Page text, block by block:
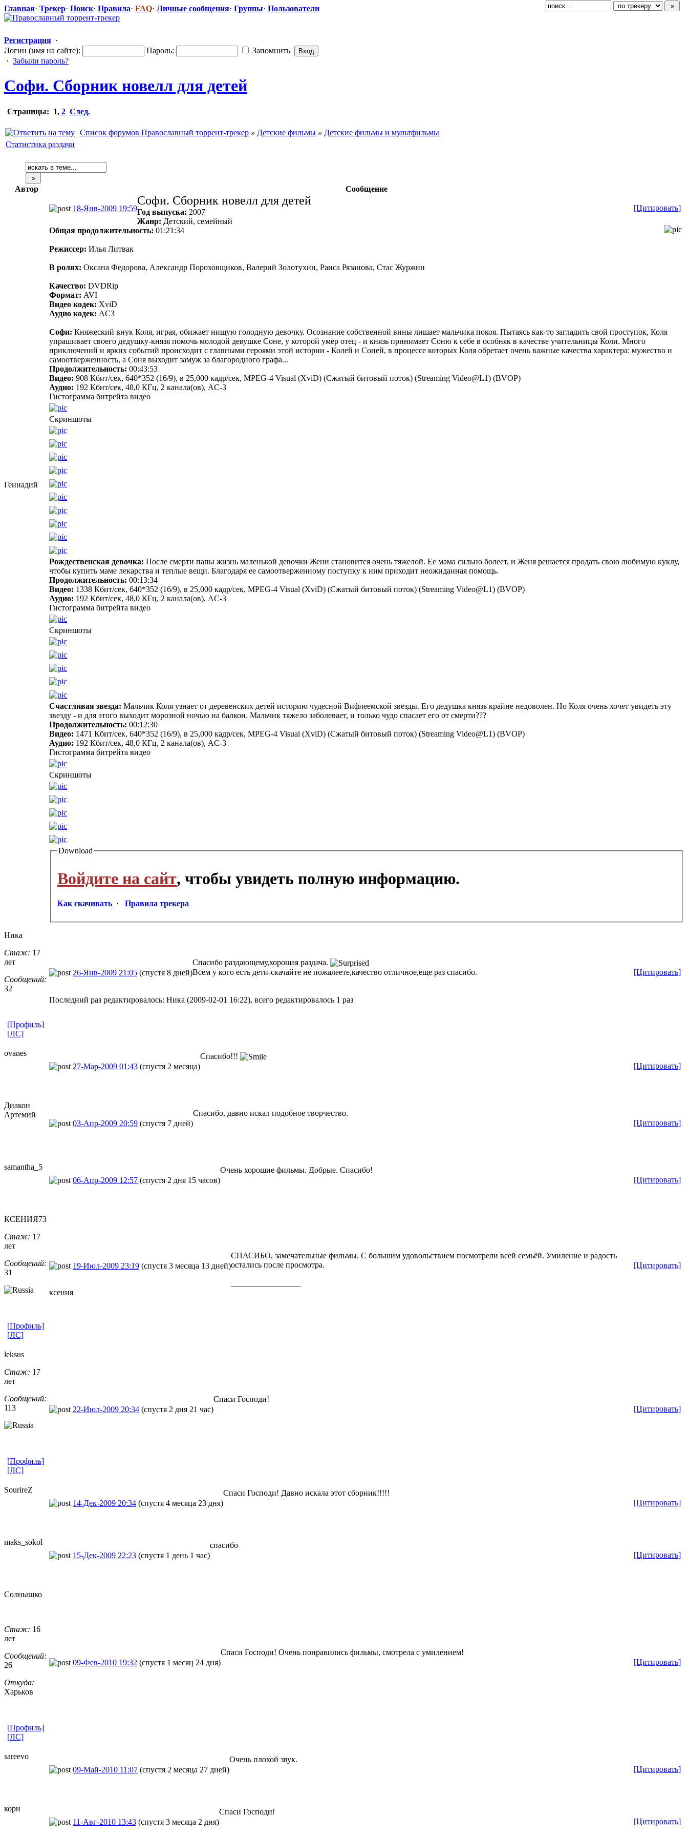
Главная· Трекер· Поиск· Правила· FAQ· Личные сообщения· Группы· Пользователи
Регистрация ·
Логин (имя на сайте):
Пароль:
Запомнить
· Забыли пароль?
Софи. Сборник новелл для детей
Страницы: 1, 2 След.
Список форумов Православный торрент-трекер » Детские фильмы » Детские фильмы и мультфильмы
Статистика раздачи
Автор Сообщение
Геннадий
18-Янв-2009 19:59 [Цитировать]
Софи. Сборник новелл для детей
Год выпуска: 2007
Жанр: Детский, семейный
Общая продолжительность: 01:21:34
Режиссер: Илья Литвак
В ролях: Оксана Федорова, Александр Пороховщиков, Валерий Золотухин, Раиса Рязанова, Стас Журжин
Качество: DVDRip
Формат: AVI
Видео кодек: XviD
Аудио кодек: AC3
Софи: Княжеский внук Коля, играя, обижает нищую голодную девочку. Осознание собственной вины лишает мальчика покоя. Пытаясь как-то загладить свой проступок, Коля
упрашивает своего дедушку-князя помочь молодой девушке Соне, у которой умер отец - и князь принимает Соню к себе в особняк в качестве учительницы Коли. Много
приключений и ярких событий происходит с главными героями этой истории - Колей и Соней, в процессе которых Коля обретает очень важные качества характера: мужество и
самоотверженность, а Соня выходит замуж за благородного графа...
Продолжительность: 00:43:53
Видео: 908 Кбит/сек, 640*352 (16/9), в 25,000 кадр/сек, MPEG-4 Visual (XviD) (Сжатый битовый поток) (Streaming Video@L1) (BVOP)
Аудио: 192 Кбит/сек, 48,0 КГц, 2 канала(ов), AC-3
Гистограмма битрейта видео
Скриншоты
Рождественская девочка: После смерти папы жизнь маленькой девочки Жени становится очень тяжелой. Ее мама сильно болеет, и Женя решается продать свою любимую куклу,
чтобы купить маме лекарства и теплые вещи. Благодаря ее самоотверженному поступку к ним приходит неожиданная помощь.
Продолжительность: 00:13:34
Видео: 1338 Кбит/сек, 640*352 (16/9), в 25,000 кадр/сек, MPEG-4 Visual (XviD) (Сжатый битовый поток) (Streaming Video@L1) (BVOP)
Аудио: 192 Кбит/сек, 48,0 КГц, 2 канала(ов), AC-3
Гистограмма битрейта видео
Скриншоты
Счастливая звезда: Мальчик Коля узнает от деревенских детей историю чудесной Вифлеемской звезды. Его дедушка князь крайне недоволен. Но Коля очень хочет увидеть эту
звезду - и для этого выходит морозной ночью на балкон. Мальчик тяжело заболевает, и только чудо спасает его от смерти???
Продолжительность: 00:12:30
Видео: 1471 Кбит/сек, 640*352 (16/9), в 25,000 кадр/сек, MPEG-4 Visual (XviD) (Сжатый битовый поток) (Streaming Video@L1) (BVOP)
Аудио: 192 Кбит/сек, 48,0 КГц, 2 канала(ов), AC-3
Гистограмма битрейта видео
Скриншоты
Download
Войдите на сайт, чтобы увидеть полную информацию.
Как скачивать · Правила трекера
Ника
Стаж: 17
лет
Сообщений:
32
26-Янв-2009 21:05 (спустя 8 дней) [Цитировать]
Спасибо раздающему,хорошая раздача.
Всем у кого есть дети-скачайте не пожалеете,качество отличное,еще раз спасибо.
Последний раз редактировалось: Ника (2009-02-01 16:22), всего редактировалось 1 раз
[Профиль]
[ЛС]
ovanes
27-Мар-2009 01:43 (спустя 2 месяца) [Цитировать]
Спасибо!!!
Диакон
Артемий
03-Апр-2009 20:59 (спустя 7 дней) [Цитировать]
Спасибо, давно искал подобное творчество.
samantha_5
06-Апр-2009 12:57 (спустя 2 дня 15 часов) [Цитировать]
Очень хорошие фильмы. Добрые. Спасибо!
КСЕНИЯ73
Стаж: 17
лет
Сообщений:
31
19-Июл-2009 23:19 (спустя 3 месяца 13 дней) [Цитировать]
СПАСИБО, замечательные фильмы. С большим удовольствием посмотрели всей семьёй. Умиление и радость
остались после просмотра.
ксения
[Профиль]
[ЛС]
leksus
Стаж: 17
лет
Сообщений:
113
22-Июл-2009 20:34 (спустя 2 дня 21 час) [Цитировать]
Спаси Господи!
[Профиль]
[ЛС]
SourireZ
14-Дек-2009 20:34 (спустя 4 месяца 23 дня) [Цитировать]
Спаси Господи! Давно искала этот сборник!!!!!
maks_sokol
15-Дек-2009 22:23 (спустя 1 день 1 час) [Цитировать]
спасибо
Солнышко
Стаж: 16
лет
Сообщений:
26
Откуда:
Харьков
09-Фев-2010 19:32 (спустя 1 месяц 24 дня) [Цитировать]
Спаси Господи! Очень понравились фильмы, смотрела с умилением!
[Профиль]
[ЛС]
sareevo
09-Май-2010 11:07 (спустя 2 месяца 27 дней) [Цитировать]
Очень плохой звук.
кори
11-Авг-2010 13:43 (спустя 3 месяца 2 дня) [Цитировать]
Спаси Господи!